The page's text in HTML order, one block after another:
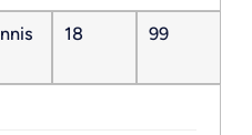
18 99